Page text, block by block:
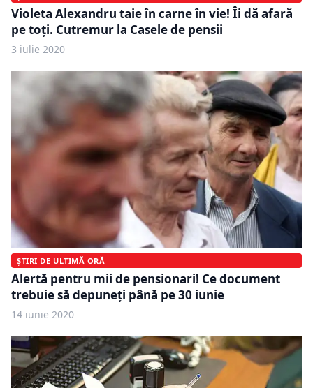
Violeta Alexandru taie în carne în vie! Îi dă afară
pe toți. Cutremur la Casele de pensii
3 iulie 2020
ȘTIRI DE ULTIMĂ ORĂ
Alertă pentru mii de pensionari! Ce document
trebuie să depuneți până pe 30 iunie
14 iunie 2020